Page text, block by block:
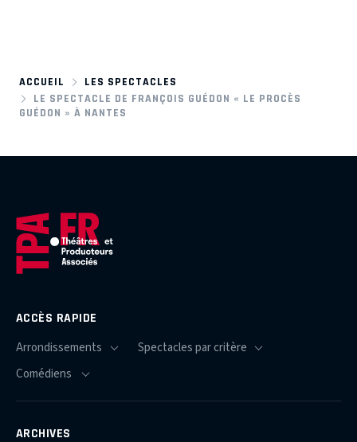
ACCUEIL
LES SPECTACLES
LE SPECTACLE DE FRANÇOIS GUÉDON « LE PROCÈS
GUÉDON » À NANTES
ACCÈS RAPIDE
ARCHIVES